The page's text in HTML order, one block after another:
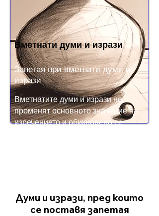
Вметнати думи и изрази
Запетая при вметнати думи и
изрази
Вметнатите думи и изрази не
променят основното значение на
изречението и обикновено се
Думи и изрази, пред които
се поставя запетая